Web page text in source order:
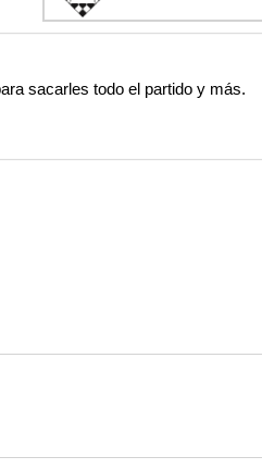
sacarles todo el partido y más.